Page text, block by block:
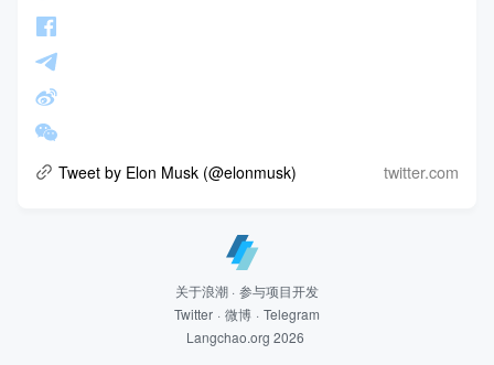
Tweet by Elon Musk (@elonmusk) twitter.com
关于浪潮 · 参与项目开发
Twitter · 微博 · Telegram
Langchao.org 2026